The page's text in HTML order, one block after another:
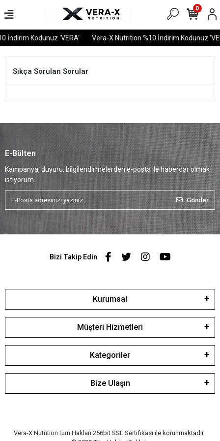
İndirim Kodunuz 'VERA' Vera-X Nutrition %10 İndirim Kodunuz
0
Sıkça Sorulan Sorular
E-Bülten
Kampanya, duyuru, bilgilendirmelerden e-posta ile haberdar olmak
istiyorum.
Gönder
Bizi Takip Edin
Kurumsal
Müşteri Hizmetleri
Kategoriler
Bize Ulaşın
Vera-X Nutrition tüm Hakları 256bit SSL Sertifikası ile korunmaktadır.